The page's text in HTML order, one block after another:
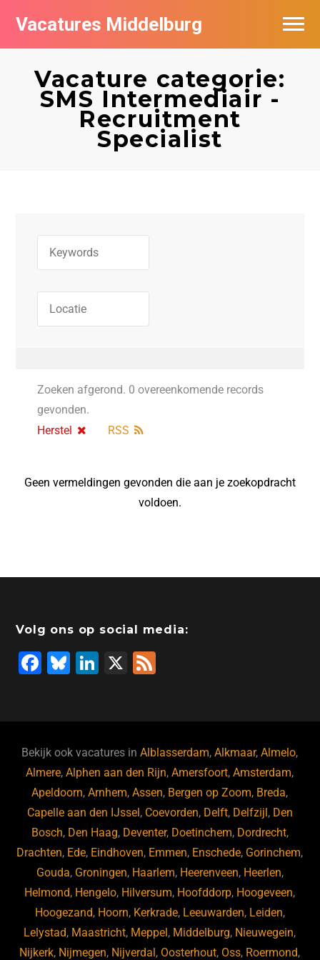
Vacatures Middelburg
Vacature categorie:
SMS Intermediair -
Recruitment
Specialist
Zoeken afgerond. 0 overeenkomende records
gevonden.
Herstel
RSS
Geen vermeldingen gevonden die aan je zoekopdracht
voldoen.
Volg ons op social media:
F
b
o
o
k
Bl
ky
Li
dI
n
X
Bekijk ook vacatures inAlblasserdam,Alkmaar,Almelo,
Almere,Alphen aan den Rijn,Amersfoort,Amsterdam,
Apeldoorn,Arnhem,Assen, Bergen op Zoom, Breda,
Capelle aan den IJssel , Coevorden, Delft, Delfzijl , Den
Bosch, Den Haag, Deventer, Doetinchem, Dordrecht,
Drachten, Ede, Eindhoven, Emmen, Enschede, Gorinchem,
Gouda, Groningen, Haarlem, Heerenveen, Heerlen,
Helmond, Hengelo, Hilversum, Hoofddorp, Hoogeveen,
Hoogezand, Hoorn, Kerkrade, Leeuwarden, Leiden,
Lelystad, Maastricht, Meppel , Middelburg, Nieuwegein,
Nijkerk, Nijmegen, Nijverdal , Oosterhout, Oss, Roermond,
Vacatures per bedrijf